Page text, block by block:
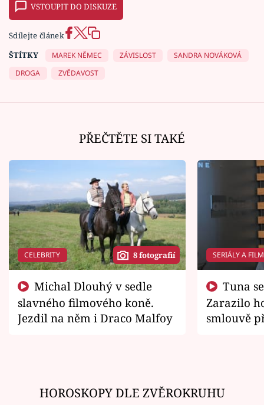
VSTOUPIT DO DISKUZE
Sdílejte článek
ŠTÍTKY
MAREK NĚMEC ZÁVISLOST
SANDRA NOVÁKOVÁ
DROGA
ZVĚDAVOST
PŘEČTĚTE SI TAKÉ
CELEBRITY 8 fotografií
slavného filmového koně.
Jezdil na něm i Draco Malfoy
SERIÁLY A
Zarazilo
smlouvě
HOROSKOPY DLE ZVĚROKRUHU